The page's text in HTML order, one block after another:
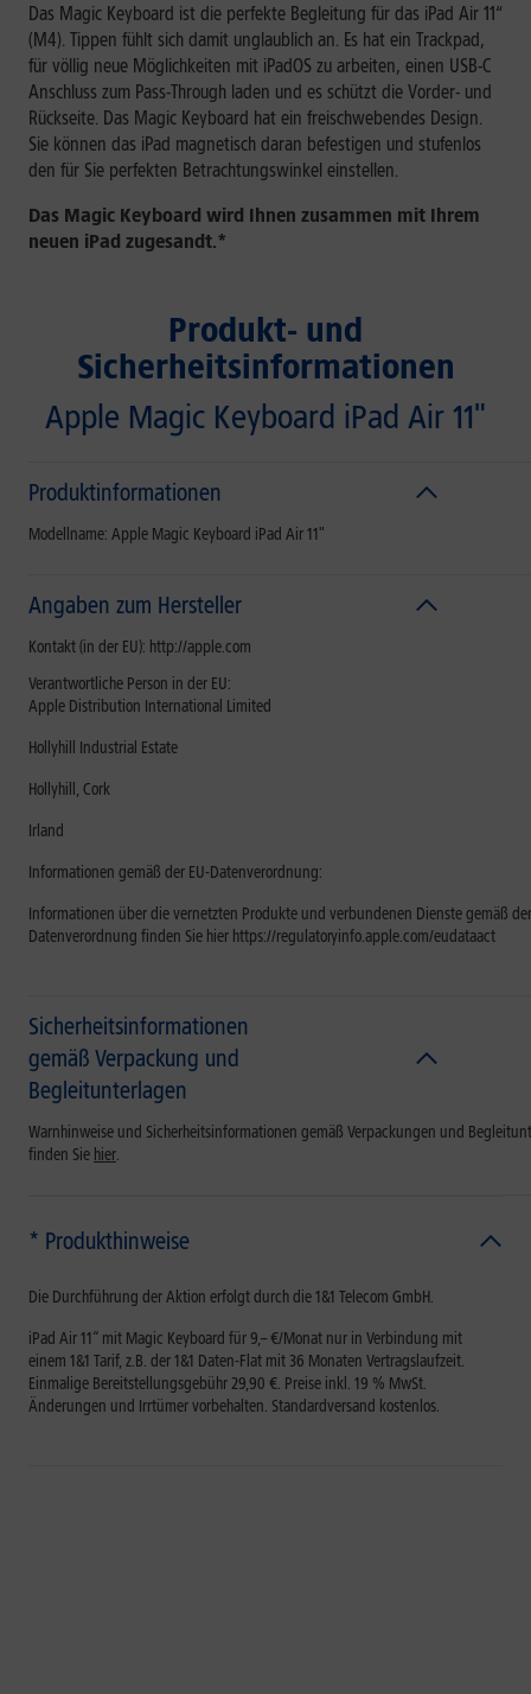
Das Magic Keyboard ist die perfekte Begleitung für das iPad Air 11“
(M4). Tippen fühlt sich damit unglaublich an. Es hat ein Trackpad,
für völlig neue Möglichkeiten mit iPadOS zu arbeiten, einen USB-C
Anschluss zum Pass-Through laden und es schützt die Vorder- und
Rückseite. Das Magic Keyboard hat ein freischwebendes Design.
Sie können das iPad magnetisch daran befestigen und stufenlos
den für Sie perfekten Betrachtungs­winkel einstellen.
Das Magic Keyboard wird Ihnen zusammen mit Ihrem
neuen iPad zugesandt.*
Produkt- und
Sicherheitsinformationen
Apple Magic Keyboard iPad Air 11"
Produktinformationen
Modellname: Apple Magic Keyboard iPad Air 11"
Angaben zum Hersteller
Kontakt (in der EU): http://apple.com
Verantwortliche Person in der EU:
Apple Distribution International Limited
Hollyhill Industrial Estate
Hollyhill, Cork
Irland
Informationen gemäß der EU-Datenverordnung:
Informationen über die vernetzten Produkte und verbundenen Dienste gemäß
Datenverordnung finden Sie hier https://regulatoryinfo.apple.com/eudataact
Sicherheitsinformationen
gemäß Verpackung und
Begleitunterlagen
Warnhinweise und Sicherheitsinformationen gemäß Verpackungen und
finden Sie hier.
* Produkthinweise
Die Durchführung der Aktion erfolgt durch die 1&1 Telecom GmbH.
iPad Air 11“ mit Magic Keyboard für 9,– €/Monat nur in Verbindung mit
einem 1&1 Tarif, z.B. der 1&1 Daten-Flat mit 36 Monaten Vertragslaufzeit.
Einmalige Bereitstellungsgebühr 29,90 €. Preise inkl. 19 % MwSt.
Änderungen und Irrtümer vorbehalten. Standardversand kostenlos.